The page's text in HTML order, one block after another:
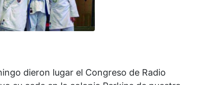
dieron lugar el Congreso de Radio